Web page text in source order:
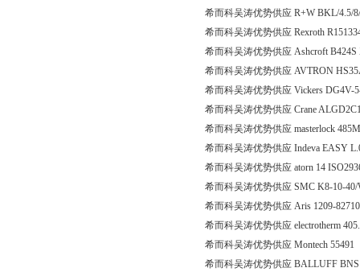
希而科吴涛优势供应 R+W BKL/4.5/
希而科吴涛优势供应 Rexroth
希而科吴涛优势供应 Ashcroft
希而科吴涛优势供应 AVTRON
希而科吴涛优势供应 Vickers DG4V-
希而科吴涛优势供应 Crane
希而科吴涛优势供应 masterlock
希而科吴涛优势供应 Indeva EASY
希而科吴涛优势供应 atorn 14
希而科吴涛优势供应 SMC K8-10-40/
希而科吴涛优势供应 Aris 1209-
希而科吴涛优势供应 electrotherm
希而科吴涛优势供应 Montech 55491
希而科吴涛优势供应 BALLUFF